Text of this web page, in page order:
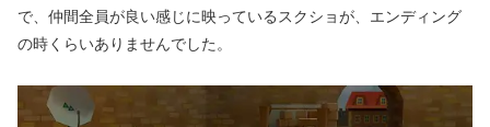
で、仲間全員が良い感じに映っているスクショが、エンディング
の時くらいありませんでした。